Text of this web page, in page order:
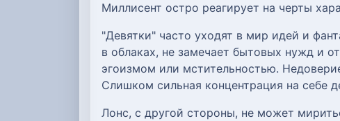
Миллисент остро реагирует на черты
"Девятки" часто уходят в мир идей и
в облаках, не замечает бытовых нужд и
эгоизмом или мстительностью.
Слишком сильная концентрация на себе
Лонс, с другой стороны, не может